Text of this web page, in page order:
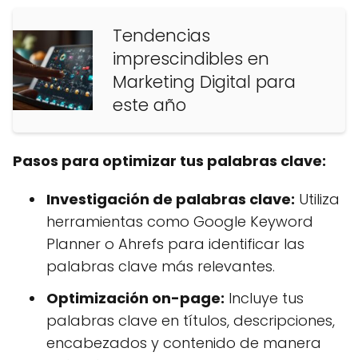
Tendencias
imprescindibles en
Marketing Digital para
este año
Pasos para optimizar tus palabras clave:
Investigación de palabras clave: Utiliza
herramientas como Google Keyword
Planner o Ahrefs para identificar las
palabras clave más relevantes.
Optimización on-page: Incluye tus
palabras clave en títulos, descripciones,
encabezados y contenido de manera